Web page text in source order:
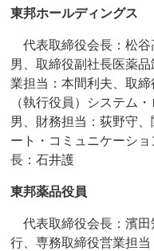
東邦ホールディングス
代表取締役会長：松谷
男、取締役副社長医薬
業担当：本間利夫、取締
（執行役員）システム
男、財務担当：荻野守
ート・コミュニケーシ
長：石井護
東邦薬品役員
代表取締役会長：濱田
行、専務取締役営業担